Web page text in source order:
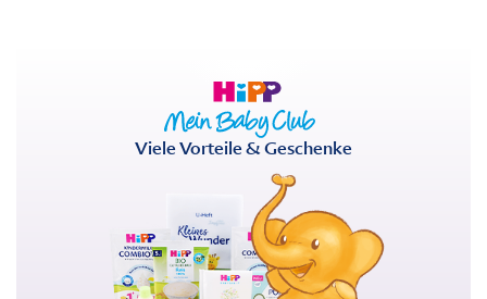
Viele Vorteile & Geschenke